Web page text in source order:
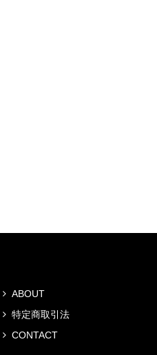
ABOUT
特定商取引法
CONTACT